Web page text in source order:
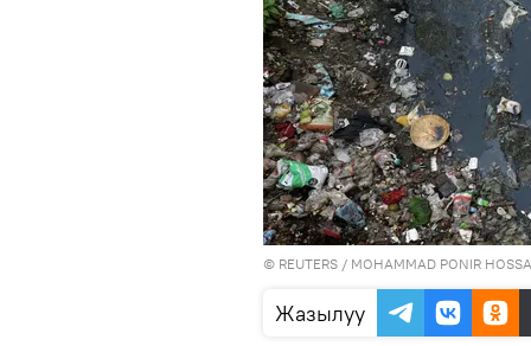
© REUTERS / MOHAMMAD PONIR
Жазылуу